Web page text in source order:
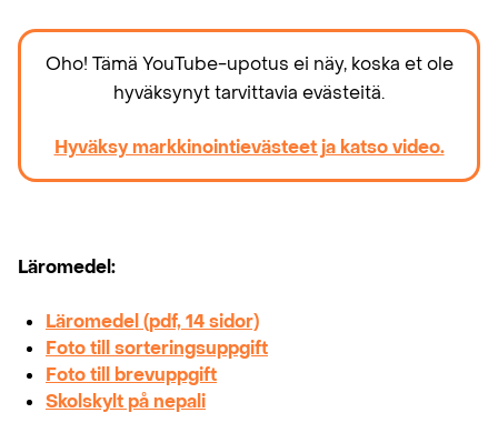
Oho! Tämä YouTube-upotus ei näy, koska et ole
hyväksynyt tarvittavia evästeitä.
Hyväksy markkinointievästeet ja katso video.
Läromedel:
Läromedel (pdf, 14 sidor)
Foto till sorteringsuppgift
Foto till brevuppgift
Skolskylt på nepali